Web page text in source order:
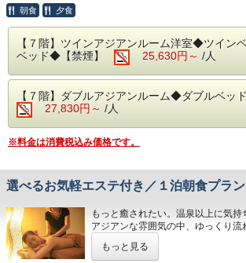
◆エステ・岩盤浴・貸切露天風呂
事前予約制でございます。
詳細につきましては＜0557-82-
ださい。
朝食は相模湾から昇る朝日を肌で感
な夜景を目の前に、当館のビュッフ
※日が暮れる頃に、海を見ながらお
は格別です！
※体験型の浜焼きやピザ焼き、カニ
す。
予めご了承くださいませ。（写真
す。）
・朝食 7:00～ 9:30（最終入場
予約状況に応じて入場時間を分けさ
ます。
・ご理解、ご協力くださいますよう
＊２名様以上は、予約状況に応じ
ない場合がございます。
＊妊娠中の方は当プランのご利用を
＊当プランは大人の方のみとなりま
お子様が含まれる場合、ご宿泊代
ります。
お部屋から見る景色は「感動」間違
相模湾から昇る朝日や熱海の夜景が
※３歳未満のお子様がいらっしゃる
ご記入ください。
※3名様以上のご宿泊につきまして
ファースペースにご自身でお布団を
す。
朝食 夕食
【７階】ツインアジアンルーム洋室◆ツイン
ベッド◆【禁煙】
25,630円～ /人
【７階】ダブルアジアンルーム◆ダブルベ
27,830円～ /人
※料金は消費税込み価格です。
選べるお気軽エステ付き／１泊朝食プラン
もっと癒されたい。温泉以上に気持
アジアンな雰囲気の中、ゆっくり流
ねてみてください。
もっと見る